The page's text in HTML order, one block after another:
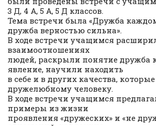
3 Д, 4 А, 5 А, 5 Д классов.
Тема встречи была «Дружба
дружба верностью сильна».
В ходе встречи учащимся
взаимоотношениях
людей, раскрыли понятие дружба
явление, научили находить
в себе и в других качества,
дружелюбному человеку.
В ходе встречи учащимся
примеры из жизни
проявления «дружеских» и «не